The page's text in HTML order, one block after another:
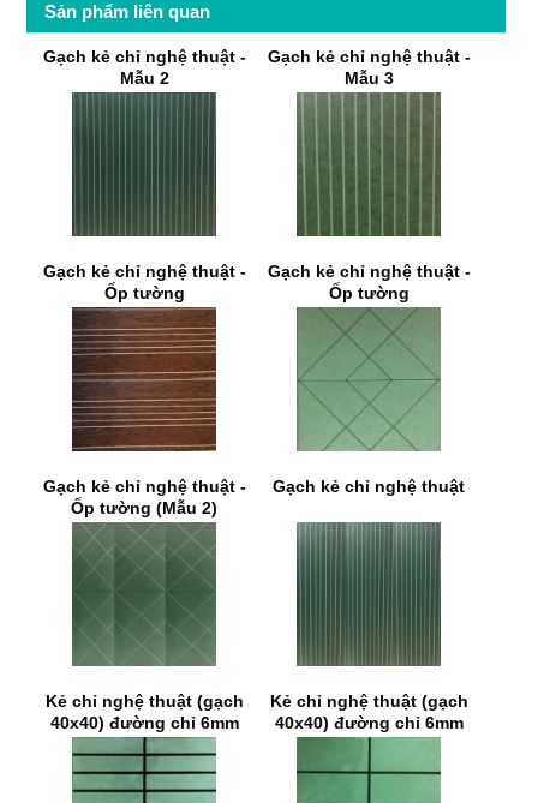
Sản phẩm liên quan
Gạch kẻ chỉ nghệ thuật -
Mẫu 2
Gạch kẻ chỉ nghệ thuật -
Mẫu 3
Gạch kẻ chỉ nghệ thuật -
Ốp tường
Gạch kẻ chỉ nghệ thuật -
Ốp tường
Gạch kẻ chỉ nghệ thuật -
Ốp tường (Mẫu 2)
Gạch kẻ chỉ nghệ thuật
Kẻ chỉ nghệ thuật (gạch
40x40) đường chỉ 6mm
Kẻ chỉ nghệ thuật (gạch
40x40) đường chỉ 6mm